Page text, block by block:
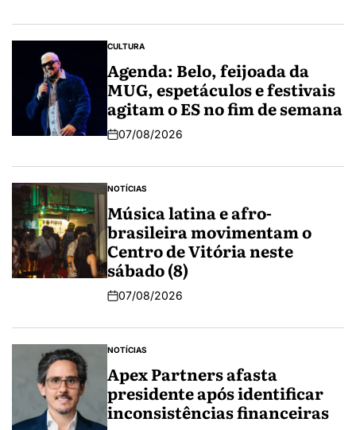
CULTURA
Agenda: Belo, feijoada da
MUG, espetáculos e festivais
agitam o ES no fim de semana
07/08/2026
NOTÍCIAS
Música latina e afro-
brasileira movimentam o
Centro de Vitória neste
sábado (8)
07/08/2026
NOTÍCIAS
Apex Partners afasta
presidente após identificar
inconsistências financeiras